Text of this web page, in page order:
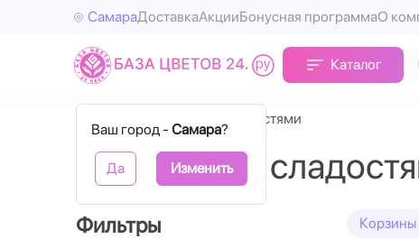
СамараДоставкаАкцииБонусная программаО
Каталог
Ваш город - Самара?
Да Изменить
Корзины со сладостями
Корзины со
Фильтры Корзины